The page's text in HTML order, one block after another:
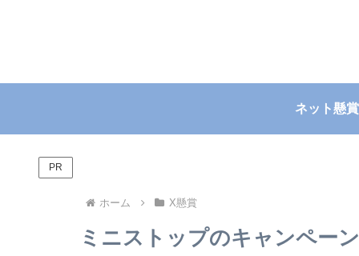
ネット懸賞
PR
ホーム X懸賞
ミニストップのキャンペー